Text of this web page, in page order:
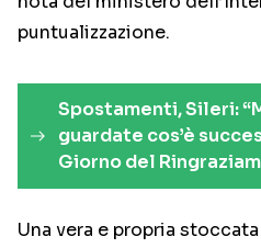
puntualizzazione.
Spostamenti, Sileri:
guardate cos’è
Giorno del
Una vera e propria